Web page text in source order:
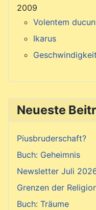
Neueste
Piusbruderschaft?
Buch: Geheimnis
Newsletter Juli
Grenzen der
Buch: Träume
2009
Volentem
Ikarus